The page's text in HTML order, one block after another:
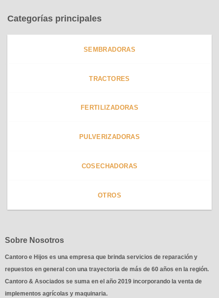
Categorías principales
SEMBRADORAS
TRACTORES
FERTILIZADORAS
PULVERIZADORAS
COSECHADORAS
OTROS
Sobre Nosotros
Cantoro e Hijos es una empresa que brinda servicios de reparación y
repuestos en general con una trayectoria de más de 60 años en la región.
Cantoro & Asociados se suma en el año 2019 incorporando la venta de
implementos agrícolas y maquinaria.